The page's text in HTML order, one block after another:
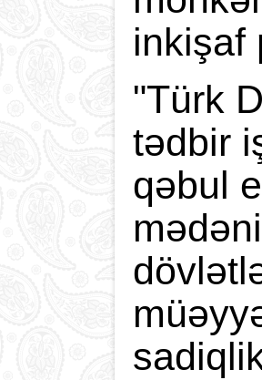
inkişaf
"Türk
tədbir
qəbul